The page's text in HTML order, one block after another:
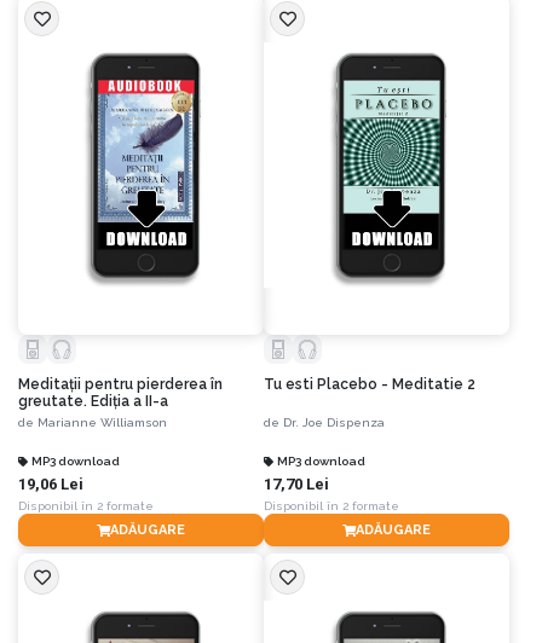
Meditaţii pentru pierderea în
greutate. Ediția a II-a
de Marianne Williamson
MP3 download
19,06 Lei
Disponibil în 2 formate
ADĂUGARE
Tu esti Placebo - Meditatie 2
de Dr. Joe Dispenza
MP3 download
17,70 Lei
Disponibil în 2 formate
ADĂUGARE